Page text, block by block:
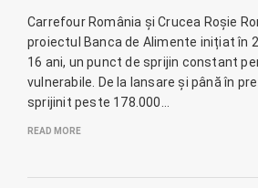
Carrefour România și Crucea Roșie
proiectul Banca de Alimente inițiat în
16 ani, un punct de sprijin constant
vulnerabile. De la lansare și până în
sprijinit peste 178.000…
READ MORE